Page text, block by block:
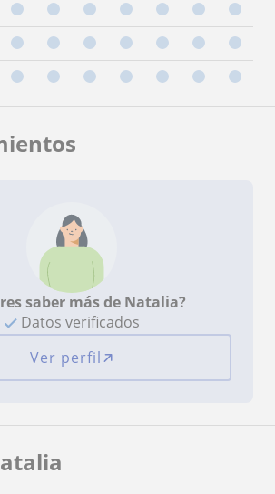
saber más de Natalia?
Datos verificados
Ver perfil